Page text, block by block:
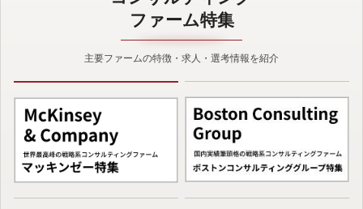
ファーム特集
主要ファームの特徴・求人・選考情報を紹介